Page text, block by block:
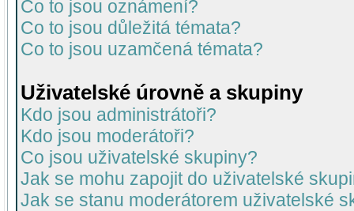
Co to jsou oznámení?
Co to jsou důležitá témata?
Co to jsou uzamčená témata?
Uživatelské úrovně a skupiny
Kdo jsou administrátoři?
Kdo jsou moderátoři?
Co jsou uživatelské skupiny?
Jak se mohu zapojit do uživatelské
Jak se stanu moderátorem uživatelské